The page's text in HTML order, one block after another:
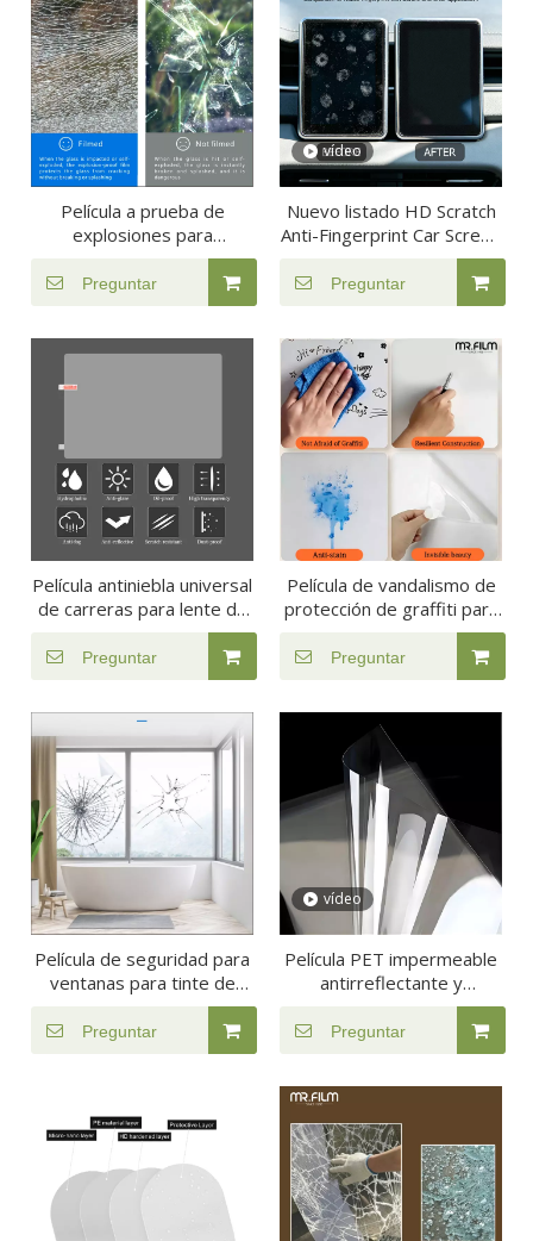
Película a prueba de
explosiones para
seguridad inastillable de
ventanas
Preguntar
vídeo
Nuevo listado HD Scratch
Anti-Fingerprint Car Screen
Preguntar
Película antiniebla universal
de carreras para lente de
visera de casco de
motocicleta
Preguntar
Película de vandalismo de
protección de graffiti para
Preguntar
Película de seguridad para
ventanas para tinte de
ventanas del hogar
Preguntar
vídeo
Película PET impermeable
antirreflectante y
Preguntar